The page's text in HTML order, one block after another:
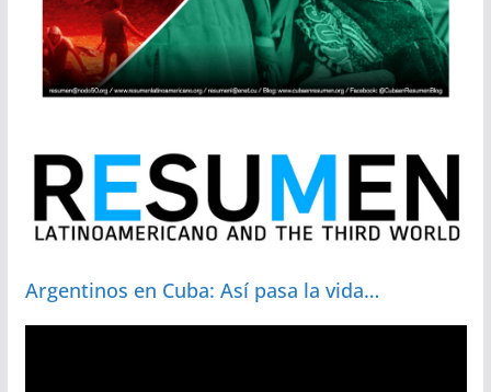
Argentinos en Cuba: Así pasa la vida…